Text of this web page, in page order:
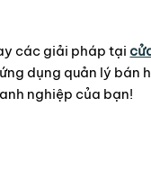
các giải pháp tại
dụng quản lý bán
nghiệp của bạn!